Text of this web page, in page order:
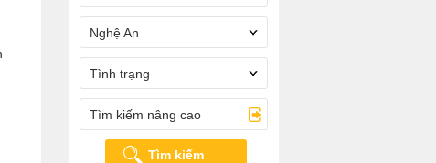
Nghệ An
Tình trạng
Tìm kiếm nâng cao
Tìm kiếm